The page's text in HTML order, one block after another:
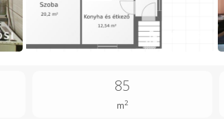
85
m2